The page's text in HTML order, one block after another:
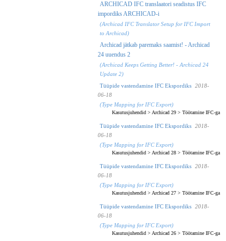
ARCHICAD IFC translaatori seadistus IFC
impordiks ARCHICAD-i
(Archicad IFC Translator Setup for IFC Import
to Archicad)
Archicad jätkab paremaks saamist! - Archicad
24 uuendus 2
(Archicad Keeps Getting Better! - Archicad 24
Update 2)
Tüüpide vastendamine IFC Ekspordiks
2018-
06-18
(Type Mapping for IFC Export)
Kasutusjuhendid > Archicad 29 > Töötamine IFC-ga
Tüüpide vastendamine IFC Ekspordiks
2018-
06-18
(Type Mapping for IFC Export)
Kasutusjuhendid > Archicad 28 > Töötamine IFC-ga
Tüüpide vastendamine IFC Ekspordiks
2018-
06-18
(Type Mapping for IFC Export)
Kasutusjuhendid > Archicad 27 > Töötamine IFC-ga
Tüüpide vastendamine IFC Ekspordiks
2018-
06-18
(Type Mapping for IFC Export)
Kasutusjuhendid > Archicad 26 > Töötamine IFC-ga